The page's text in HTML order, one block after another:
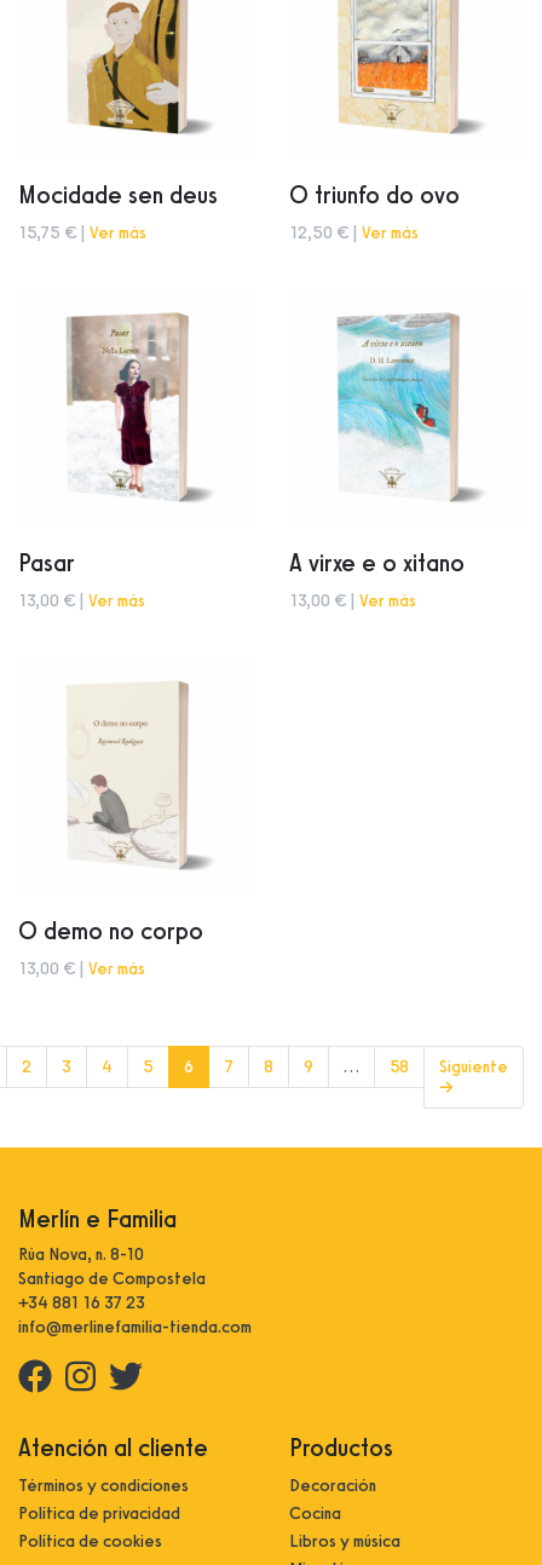
Mocidade sen deus
15,75 € | Ver más
O triunfo do ovo
12,50 € | Ver más
Pasar
13,00 € | Ver más
A virxe e o xitano
13,00 € | Ver más
O demo no corpo
13,00 € | Ver más
2 3 4 5 6 (current)
7 8 9 … 58
Siguiente
→
Merlín e Familia
Rúa Nova, n. 8-10
Santiago de Compostela
+34 881 16 37 23
info@merlinefamilia-tienda.com
Atención al cliente
Términos y condiciones
Política de privacidad
Política de cookies
Productos
Decoración
Cocina
Libros y música